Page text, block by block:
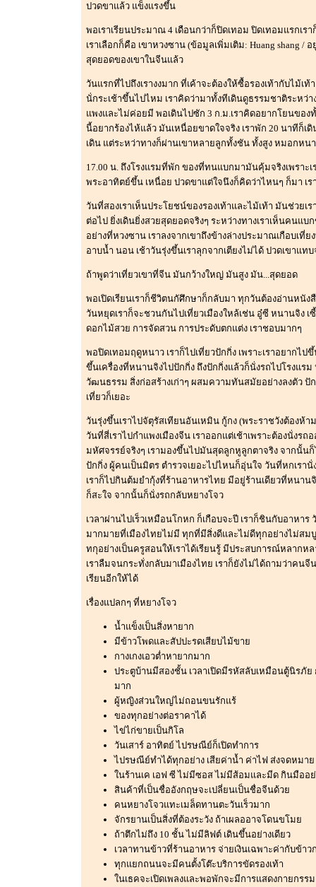
ปวดขาแล้ว แข็งแรงขึ้น
พอเราเรียนประมาณ 4 เดือนกว่าก็ปิดเทอม ปิดเทอมแรกเร
เราเลือกก็คือ เขาหวงซาน (ข้อมูลเพิ่มเติม: Huang
สุดยอดของเขาในจีนแล้ว
วันแรกที่ไปถึงเรางงมาก ที่เค้าจะต้องให้ซื้อรองเท้ากับไม้
นั่กระเช้าขึ้นไปไหม เราคิดว่ามาทั้งทีเดินดูธรรมชาติระหว่า
แพงและไม่ค่อยมี พอเดินไปซัก 3 ก.ม.เราคิดอยากโยนของ
นี้อยากร้องไห้แล้ว มันเหนื่อยขาดใจจริง เราพัก 20 นาทีก็เ
เดิน แต่ระหว่าทางก็ผ่านเขาหลายลูกทั้งชัน ทั้งสูง หมอกห
17.00 น. ถึงโรงแรมที่พัก ของที่ทนแบกมามันคุ้มจริงเพราะ
พระอาทิตย์ขึ้น เหนื่อย ปวดขาแต่ใจนึงก็คิดว่าไหนๆ ก็มา เร
วันที่สองเราเห็นประโยชน์ของรองเท้าและไม้เท้า มันช่วย
ต่อไป ยิ่งเดินยิ่งสวยสุดยอดจริงๆ ระหว่างทางเราเห็นคนแ
อย่างที่หวงซาน เราลงจากเขาถึงข้างล่างประมาณเกือบเที่
อาบน้ำ นอน เช้าวันรุ่งขึ้นเราลุกจากเตียงไม่ได้ ปวดเขาแท
ถ้าพูดว่าเที่ยวเขาที่จีน มันกว้างใหญ่ มันสูง มัน...สุดยอด
พอเปิดเรียนเราก็ชีวิตนกัศึกษาก็กลับมา ทุกวันต้องอ่านหนั
วันหยุดเราก็จะชวนกันไปเที่ยวเมืองใหล้เช่น อู๋ซี หนานจิง
ดอกไม้สวย การจัดสวน การประดับตกแต่ง เราชอบมากๆ
พอปิดเทอมฤดูหนาว เราก็ไปเที่ยวปักกิ่ง เพราะเราอยากไ
ขึ้นเครื่องที่หนานจิงไปปักกิ่ง ถึงปักกิ่งแล้วก็นั่งรถไปโรงแร
วัฒนธรรม สิ่งก่อสร้างเก่าๆ ผสมความทันสมัยอย่างลงตัว
เที่ยวก็เยอะ
วันรุ่งขึ้นเราไปจัตุรัสเทียนอันเหมิน กู้กง (พระราชวังต้อง
วันที่สี่เราไปกำแพงเมืองจีน เราออกแต่เช้าเพราะต้องนั่งร
มหัศจรรย์จริงๆ เรามองขึ้นไปมันสุดลูกหูลูกตาจริง จากนั้น
ปักกิ่ง ผู้คนเป็นมิตร ตำรวจเยอะไปไหนก็อุ่นใจ วันที่หกเร
เราก็ไปกินต้มยำกุ้งที่ร้านอาหารไทย มีอยู่ร้านเดียวที่หนา
ก็สะใจ จากนั้นก็นั่งรถกลับหยางโจว
เวลาผ่านไปเร็วเหมือนโกหก ก็เกือบจะปี เราก็ชินกับอาห
มากมายที่เมืองไทยไม่มี ทุกที่มีสิ่งดีและไม่ดีทุกอย่างไม่สม
ทกุอย่างเป็นครูสอนให้เราได้เรียนรู้ มีประสบการณ์หลากห
เราลืมจนกระทั่งกลับมาเมืองไทย เราก็ยังไม่ได้ถามว่าคน
เรียนอีกให้ได้
เรื่องแปลกๆ ที่หยางโจว
น้ำแข็งเป็นสิ่งหายาก
มีข้าวโพดและสัปปะรดเสียบไม้ขาย
กางเกงเอวต่ำหายากมาก
ประตูบ้านมีสองชั้น เวลาเปิดมีรหัสลับเหมือนตู้นิร
มาก
ผู้หญิงส่วนใหญ่ไม่ถอนขนรักแร้
ของทุกอย่างต่อราคาได้
ไข่ไก่ขายเป็นกิโล
วันเสาร์ อาทิตย์ ไปรษณีย์ก็เปิดทำการ
ไปรษณีย์ทำได้ทุกอย่าง เสียค่าน้ำ ค่าไฟ ส่งจดหมา
ในร้านเค เอฟ ซี ไม่มีซอส ไม่มีส้อมและมีด กินมืออ
สินค้าที่เป็นชื่ออังกฤษจะเปลี่ยนเป็นชื่อจีนด้วย
คนหยางโจวแทะเมล็ดทานตะวันเร็วมาก
จักรยานเป็นสิ่งที่ต้องระวัง ถ้าเผลออาจโดนขโมย
ถ้าตึกไม่ถึง 10 ชั้น ไม่มีลิฟต์ เดินขึ้นอย่างเดียว
เวลาทานข้าวที่ร้านอาหาร จ่ายเงินเฉพาะค่ากับข้า
ทุกแยกถนนจะมีคนตั้งโต๊ะบริการขัดรองเท้า
ในเธคจะเปิดเพลงและพอพักจะมีการแสดงกายกรรม